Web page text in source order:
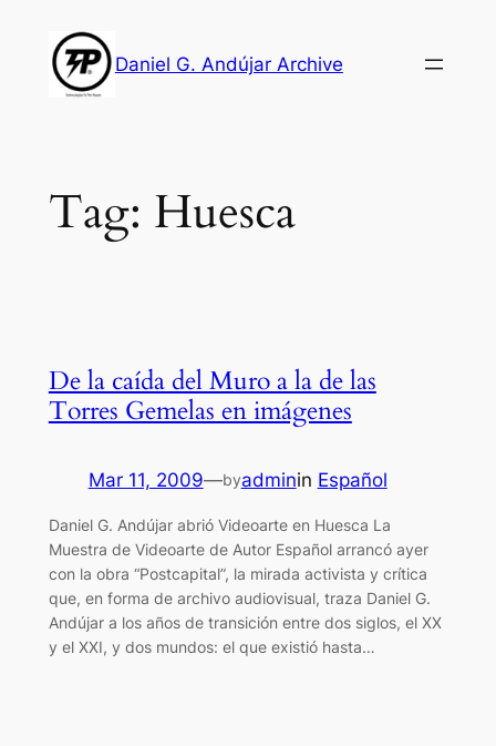
content
Daniel G. Andújar Archive
Tag: Huesca
De la caída del Muro a la de las
Torres Gemelas en imágenes
Mar 11, 2009—byadminin Español
Daniel G. Andújar abrió Videoarte en Huesca La
Muestra de Videoarte de Autor Español arrancó ayer
con la obra “Postcapital”, la mirada activista y crítica
que, en forma de archivo audiovisual, traza Daniel G.
Andújar a los años de transición entre dos siglos, el XX
y el XXI, y dos mundos: el que existió hasta…